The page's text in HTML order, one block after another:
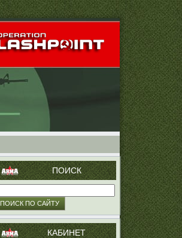
ПОИСК
КАБИНЕТ